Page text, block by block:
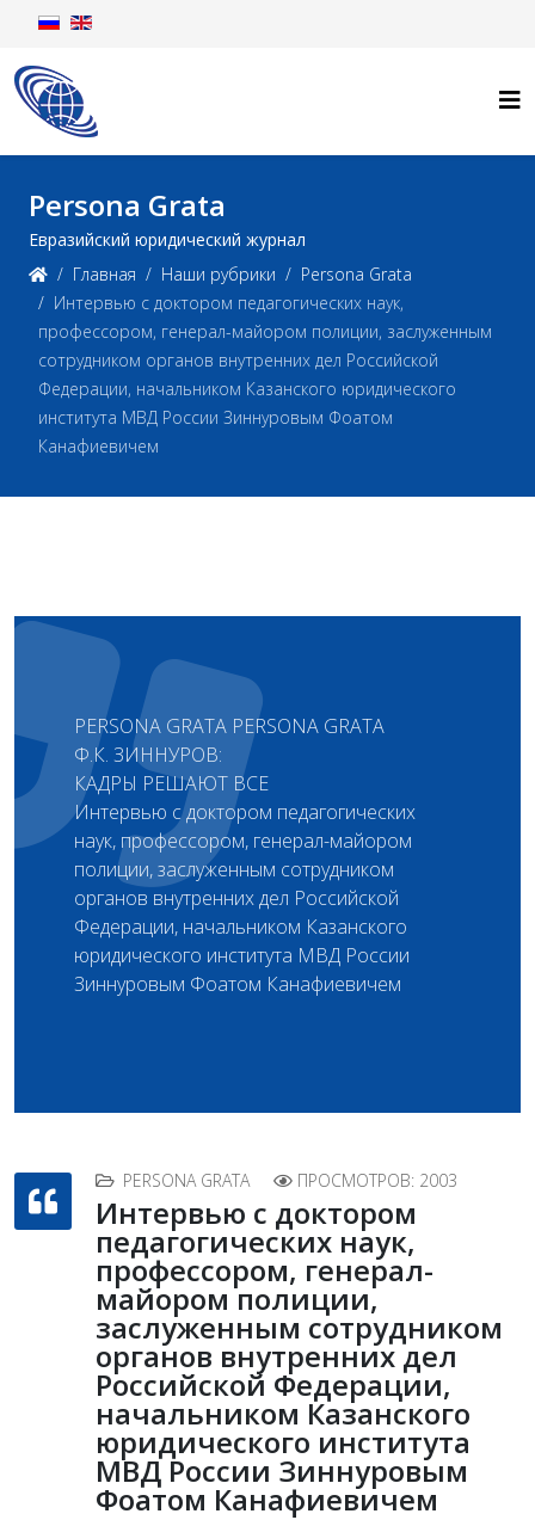
Persona Grata
Евразийский юридический журнал
Главная
Наши рубрики
Persona Grata
Интервью с доктором педагогических наук,
профессором, генерал-майором полиции, заслуженным
сотрудником органов внутренних дел Российской
Федерации, начальником Казанского юридического
института МВД России Зиннуровым Фоатом
Канафиевичем
PERSONA GRATA PERSONA GRATA
Ф.К. ЗИННУРОВ:
КАДРЫ РЕШАЮТ ВСЕ
Интервью с доктором педагогических
наук, профессором, генерал-майором
полиции, заслуженным сотрудником
органов внутренних дел Российской
Федерации, начальником Казанского
юридического института МВД России
Зиннуровым Фоатом Канафиевичем
PERSONA GRATA ПРОСМОТРОВ: 2003
Интервью с доктором
педагогических наук,
профессором, генерал-
майором полиции,
заслуженным сотрудником
органов внутренних дел
Российской Федерации,
начальником Казанского
юридического института
МВД России Зиннуровым
Фоатом Канафиевичем